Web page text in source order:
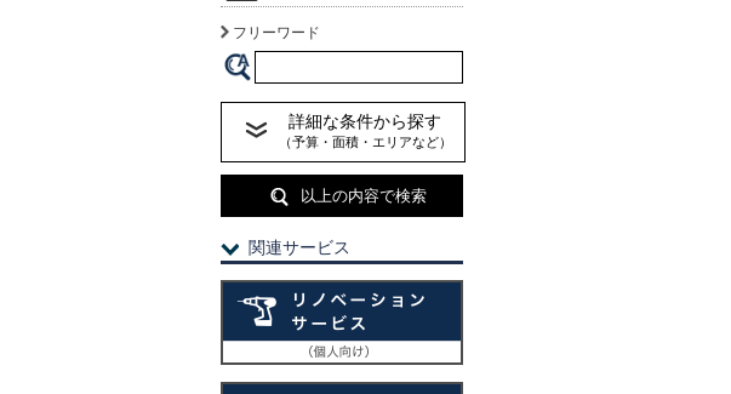
フリーワード
詳細な条件から探す
（予算・面積・エリアなど）
以上の内容で検索
関連サービス